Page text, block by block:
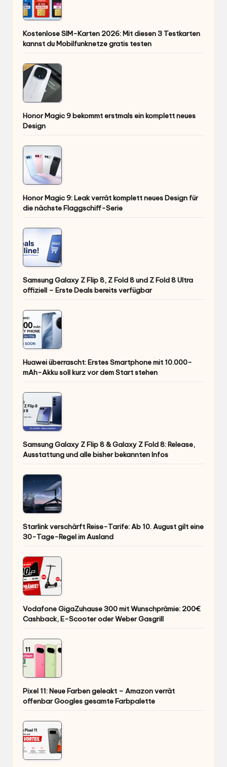
Kostenlose SIM-Karten 2026: Mit diesen 3 Testkarten
kannst du Mobilfunknetze gratis testen
Honor Magic 9 bekommt erstmals ein komplett neues
Design
Honor Magic 9: Leak verrät komplett neues Design für
die nächste Flaggschiff-Serie
Samsung Galaxy Z Flip 8, Z Fold 8 und Z Fold 8 Ultra
offiziell – Erste Deals bereits verfügbar
Huawei überrascht: Erstes Smartphone mit 10.000-
mAh-Akku soll kurz vor dem Start stehen
Samsung Galaxy Z Flip 8 & Galaxy Z Fold 8: Release,
Ausstattung und alle bisher bekannten Infos
Starlink verschärft Reise-Tarife: Ab 10. August gilt eine
30-Tage-Regel im Ausland
Vodafone GigaZuhause 300 mit Wunschprämie: 200€
Cashback, E-Scooter oder Weber Gasgrill
Pixel 11: Neue Farben geleakt – Amazon verrät
offenbar Googles gesamte Farbpalette